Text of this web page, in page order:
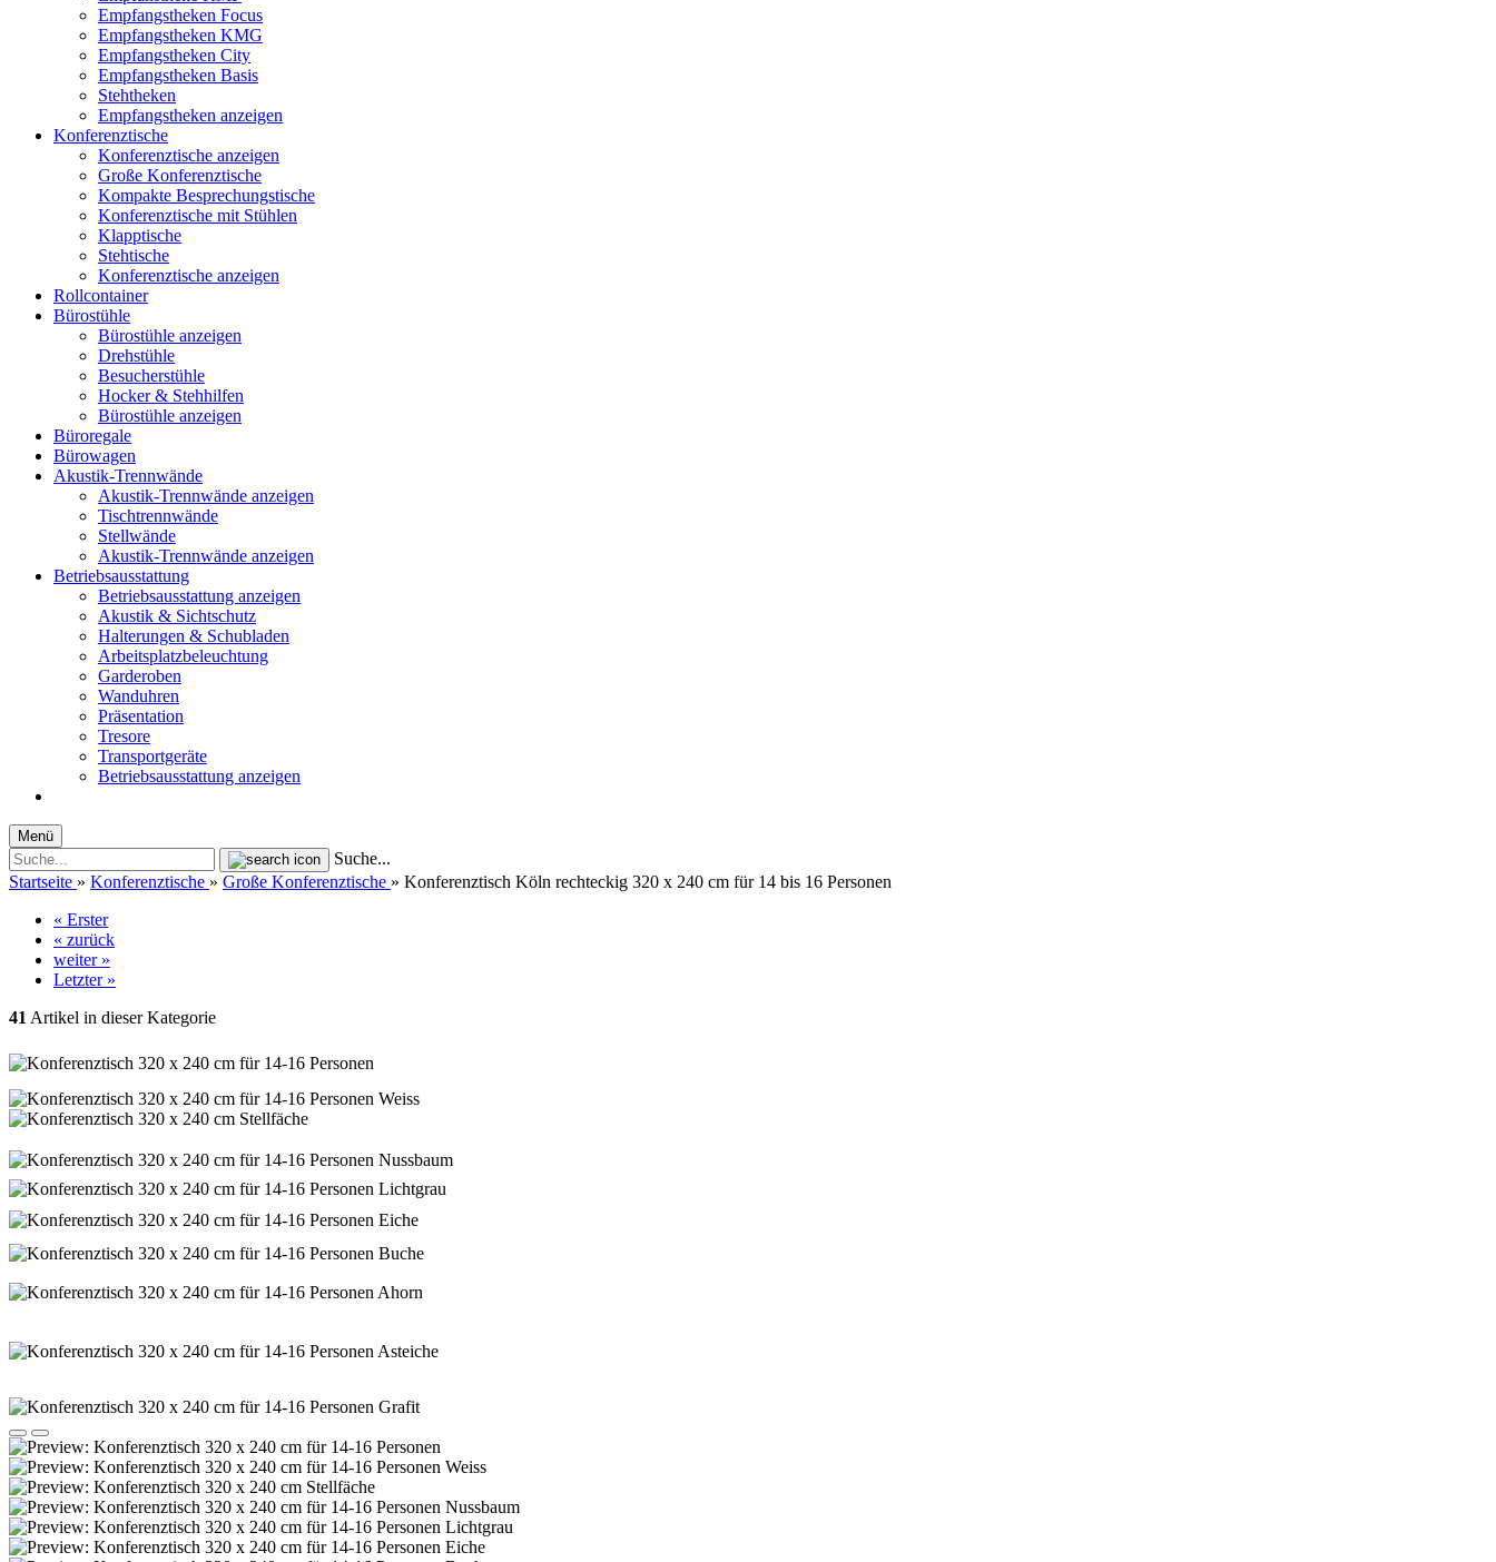
Empfangstheken Focus
Empfangstheken KMG
Empfangstheken City
Empfangstheken Basis
Stehtheken
Empfangstheken anzeigen
Konferenztische
Konferenztische anzeigen
Große Konferenztische
Kompakte Besprechungstische
Konferenztische mit Stühlen
Klapptische
Stehtische
Konferenztische anzeigen
Rollcontainer
Bürostühle
Bürostühle anzeigen
Drehstühle
Besucherstühle
Hocker & Stehhilfen
Bürostühle anzeigen
Büroregale
Bürowagen
Akustik-Trennwände
Akustik-Trennwände anzeigen
Tischtrennwände
Stellwände
Akustik-Trennwände anzeigen
Betriebsausstattung
Betriebsausstattung anzeigen
Akustik & Sichtschutz
Halterungen & Schubladen
Arbeitsplatzbeleuchtung
Garderoben
Wanduhren
Präsentation
Tresore
Transportgeräte
Betriebsausstattung anzeigen
Menü
Suche...
Startseite » Konferenztische » Große Konferenztische » Konferenztisch Köln rechteckig 320 x 240 cm für 14 bis 16 Personen
« Erster
« zurück
weiter »
Letzter »
41 Artikel in dieser Kategorie